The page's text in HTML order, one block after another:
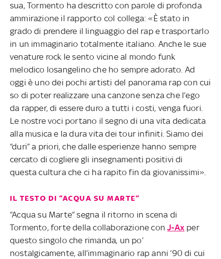
sua, Tormento ha descritto con parole di profonda
ammirazione il rapporto col collega: «È stato in
grado di prendere il linguaggio del rap e trasportarlo
in un immaginario totalmente italiano. Anche le sue
venature rock le sento vicine al mondo funk
melodico losangelino che ho sempre adorato. Ad
oggi è uno dei pochi artisti del panorama rap con cui
so di poter realizzare una canzone senza che l’ego
da rapper, di essere duro a tutti i costi, venga fuori.
Le nostre voci portano il segno di una vita dedicata
alla musica e la dura vita dei tour infiniti. Siamo dei
“duri” a priori, che dalle esperienze hanno sempre
cercato di cogliere gli insegnamenti positivi di
questa cultura che ci ha rapito fin da giovanissimi».
IL TESTO DI “ACQUA SU MARTE”
“Acqua su Marte” segna il ritorno in scena di
Tormento, forte della collaborazione conJ-Ax per
questo singolo che rimanda, un po’
nostalgicamente, all’immaginario rap anni ’90 di cui